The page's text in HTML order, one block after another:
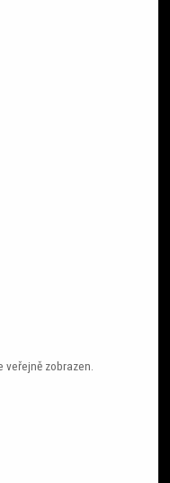
zobrazen.